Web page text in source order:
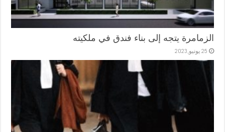
الزمامرة يتجه إلى بناء فندق في ملكيته
25 يونيو,2023